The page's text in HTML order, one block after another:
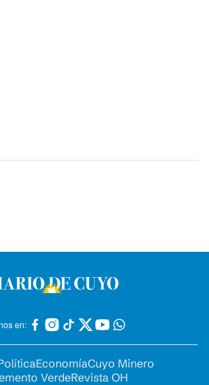
en:
EconomíaCuyo Minero
VerdeRevista OH